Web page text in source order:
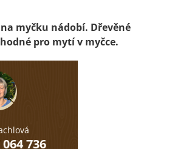
myčku nádobí. Dřevěné
pro mytí v myčce.
736